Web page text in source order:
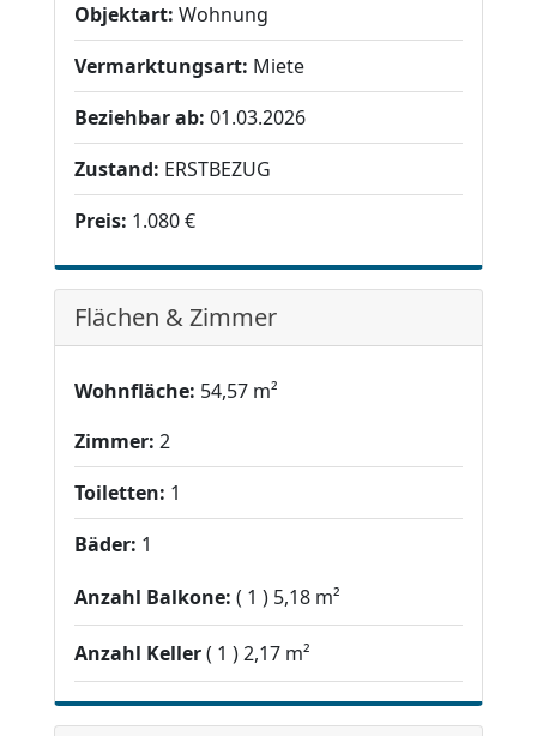
Objektart: Wohnung
Vermarktungsart: Miete
Beziehbar ab: 01.03.2026
Zustand: ERSTBEZUG
Preis: 1.080 €
Flächen & Zimmer
Wohnfläche: 54,57 m²
Zimmer: 2
Toiletten: 1
Bäder: 1
Anzahl Balkone:
1 5,18 m²
Anzahl Keller 1 2,17 m²